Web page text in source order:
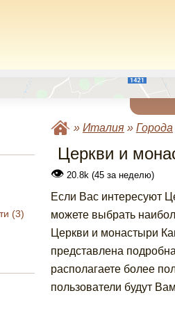
(3)
» Италия» Города
Церкви и
👁20.8k (45 за неделю)
Если Вас интересуют
можете выбрать
Церкви и монастыри
представлена
располагаете более
пользователи будут